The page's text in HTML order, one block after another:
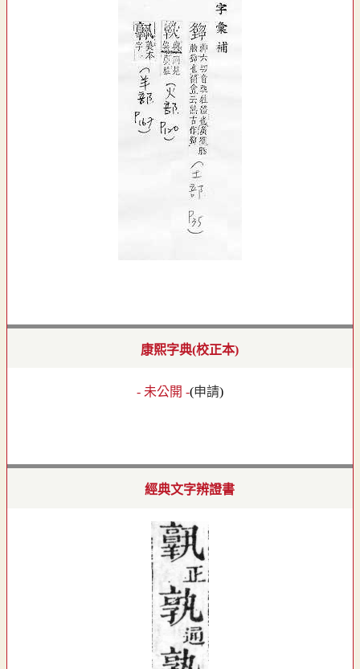
康熙字典(校正本)
- 未公開 -(申請)
經典文字辨證書